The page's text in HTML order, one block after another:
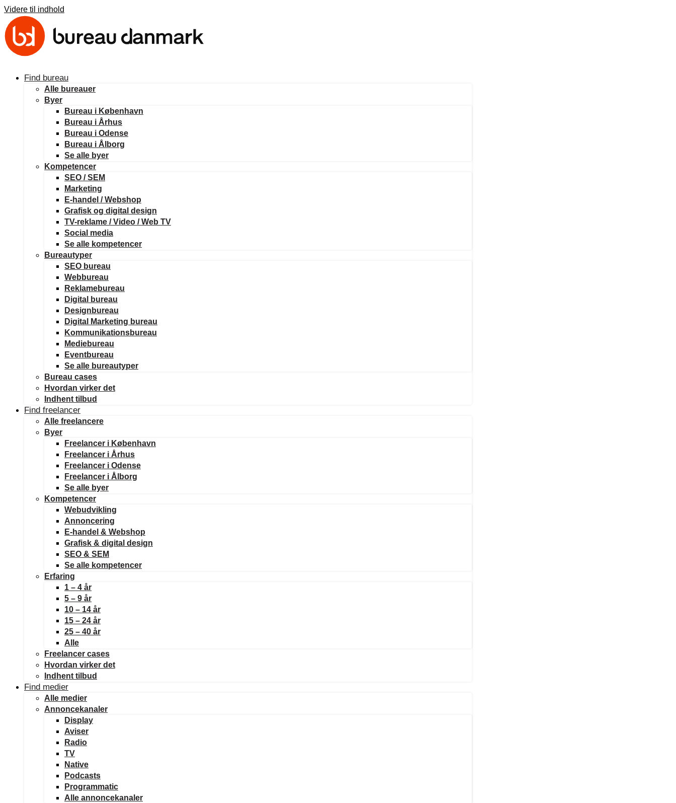
Videre til indhold
Find bureau
Alle bureauer
Byer
Bureau i København
Bureau i Århus
Bureau i Odense
Bureau i Ålborg
Se alle byer
Kompetencer
SEO / SEM
Marketing
E-handel / Webshop
Grafisk og digital design
TV-reklame / Video / Web TV
Social media
Se alle kompetencer
Bureautyper
SEO bureau
Webbureau
Reklamebureau
Digital bureau
Designbureau
Digital Marketing bureau
Kommunikationsbureau
Mediebureau
Eventbureau
Se alle bureautyper
Bureau cases
Hvordan virker det
Indhent tilbud
Find freelancer
Alle freelancere
Byer
Freelancer i København
Freelancer i Århus
Freelancer i Odense
Freelancer i Ålborg
Se alle byer
Kompetencer
Webudvikling
Annoncering
E-handel & Webshop
Grafisk & digital design
SEO & SEM
Se alle kompetencer
Erfaring
1 – 4 år
5 – 9 år
10 – 14 år
15 – 24 år
25 – 40 år
Alle
Freelancer cases
Hvordan virker det
Indhent tilbud
Find medier
Alle medier
Annoncekanaler
Display
Aviser
Radio
TV
Native
Podcasts
Programmatic
Alle annoncekanaler